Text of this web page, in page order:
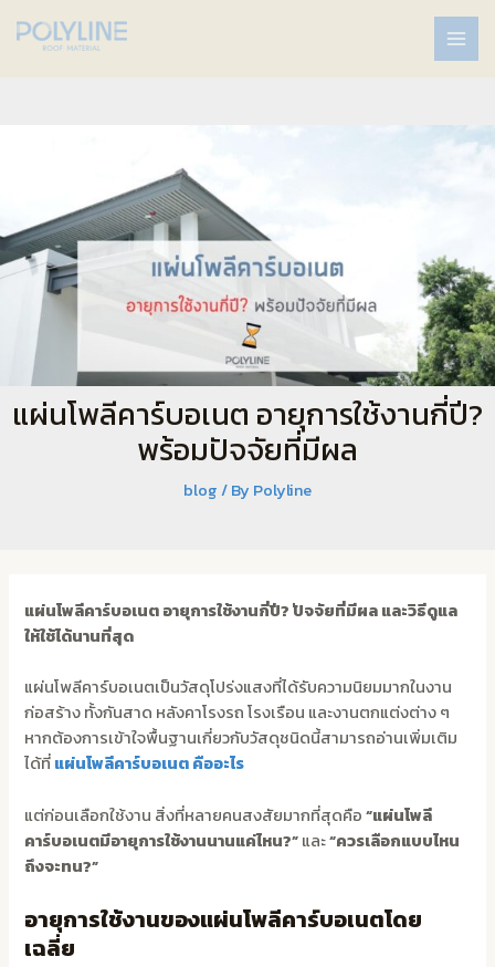
แผ่นโพลีคาร์บอเนต อายุการใช้งานกี่ปี?
พร้อมปัจจัยที่มีผล
blog/ By Polyline
แผ่นโพลีคาร์บอเนต อายุการใช้งานกี่ปี? ปัจจัยที่มีผล และวิธีดูแล
ให้ใช้ได้นานที่สุด
แผ่นโพลีคาร์บอเนตเป็นวัสดุโปร่งแสงที่ได้รับความนิยมมากในงาน
ก่อสร้าง ทั้งกันสาด หลังคาโรงรถ โรงเรือน และงานตกแต่งต่าง ๆ
หากต้องการเข้าใจพื้นฐานเกี่ยวกับวัสดุชนิดนี้สามารถอ่านเพิ่มเติม
ได้ที่แผ่นโพลีคาร์บอเนต คืออะไร
แต่ก่อนเลือกใช้งาน สิ่งที่หลายคนสงสัยมากที่สุดคือ“แผ่นโพลี
คาร์บอเนตมีอายุการใช้งานนานแค่ไหน?”และ“ควรเลือกแบบไหน
ถึงจะทน?”
อายุการใช้งานของแผ่นโพลีคาร์บอเนตโดย
เฉลี่ย